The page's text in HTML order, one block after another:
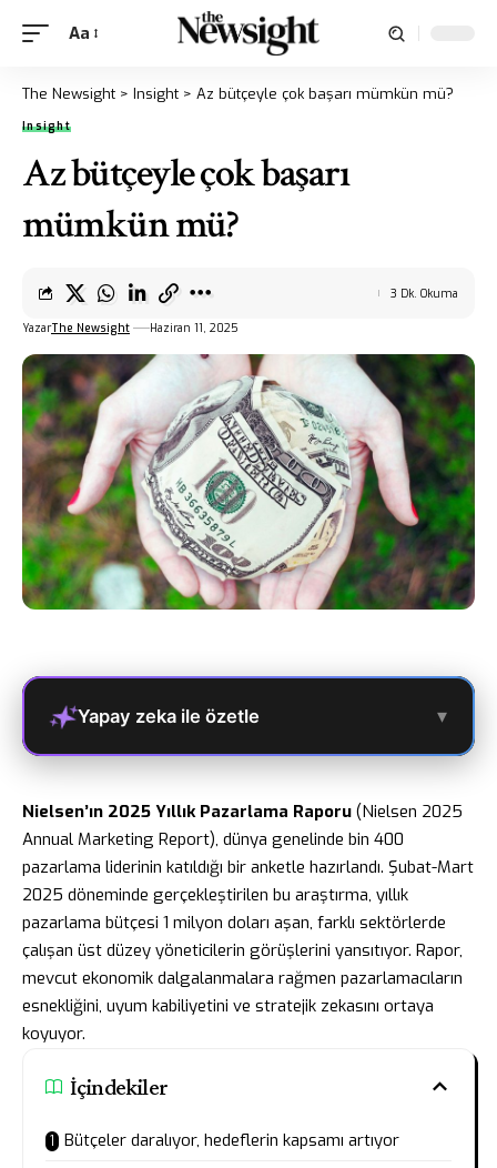
Aa
The Newsight > Insight > Az bütçeyle çok başarı mümkün mü?
Insight
Az bütçeyle çok başarı
mümkün mü?
YazarThe Newsight Haziran 11, 2025
3 Dk. Okuma
Yapay zeka ile özetle ▾
Nielsen’ın 2025 Yıllık Pazarlama Raporu (Nielsen 2025
Annual Marketing Report), dünya genelinde bin 400
pazarlama liderinin katıldığı bir anketle hazırlandı. Şubat-Mart
2025 döneminde gerçekleştirilen bu araştırma, yıllık
pazarlama bütçesi 1 milyon doları aşan, farklı sektörlerde
çalışan üst düzey yöneticilerin görüşlerini yansıtıyor. Rapor,
mevcut ekonomik dalgalanmalara rağmen pazarlamacıların
esnekliğini, uyum kabiliyetini ve stratejik zekasını ortaya
koyuyor.
İçindekiler
Bütçeler daralıyor, hedeflerin kapsamı artıyor